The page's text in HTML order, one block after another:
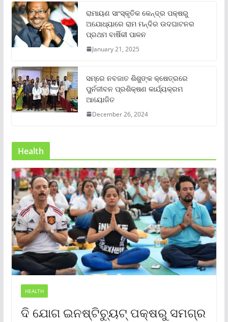
ରାମାୟଣ ସାଂସ୍କୃତିକ କେନ୍ଦ୍ର ପକ୍ଷରୁ
ଅଯୋଧ୍ୟାରେ ରାମ ମନ୍ଦିର ଉଦଘାଟନର
ପ୍ରଥମ ବାର୍ଷିକୀ ପାଳନ
January 21, 2025
ସମ୍‌ରେ ନବଜାତ ଶିଶୁଙ୍କ କ୍ଷେତ୍ରରେ
ପୁର୍ନଜୀବନ ପ୍ରଶିକ୍ଷଣ କାର୍ଯ୍ୟକ୍ରମ
ଆୟୋଜିତ
December 26, 2024
Health
HEALTH
ଦି ଯୋଗ ଇନଷ୍ଟିଚ୍ୟୁଟ୍ ପକ୍ଷରୁ ସମଗ୍ର